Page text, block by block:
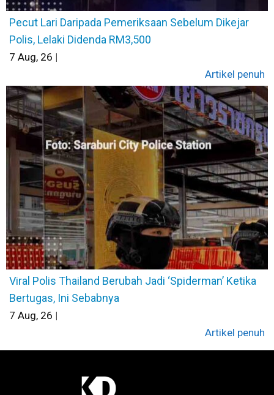
Pecut Lari Daripada Pemeriksaan Sebelum Dikejar
Polis, Lelaki Didenda RM3,500
7 Aug, 26 |
Artikel penuh
Viral Polis Thailand Berubah Jadi ‘Spiderman’ Ketika
Bertugas, Ini Sebabnya
7 Aug, 26 |
Artikel penuh